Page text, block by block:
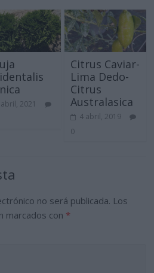
2021
Citrus Caviar-
Lima Dedo-
Citrus
Australasica
4 abril, 2019
0
no será publicada. Los
marcados con *